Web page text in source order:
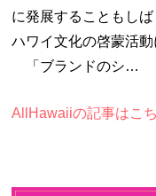
に発展することもしば
ハワイ文化の啓蒙活動
「ブランドのシ…
AllHawaiiの記事はこ